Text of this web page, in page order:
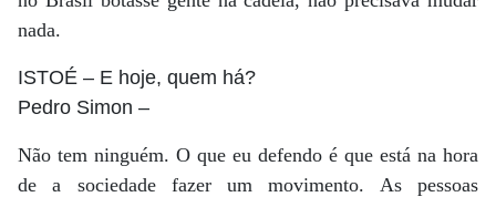
nada.
ISTOÉ – E hoje, quem há?
Pedro Simon –
Não tem ninguém. O que eu defendo é que está na hora
de a sociedade fazer um movimento. As pessoas